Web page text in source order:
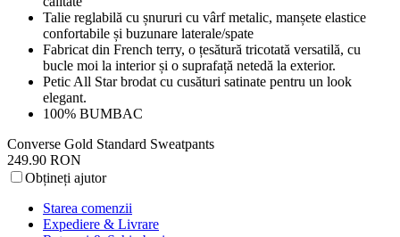
Talie reglabilă cu șnururi cu vârf metalic, manșete elastice
confortabile și buzunare laterale/spate
Fabricat din French terry, o țesătură tricotată versatilă, cu
bucle moi la interior și o suprafață netedă la exterior.
Petic All Star brodat cu cusături satinate pentru un look
elegant.
100% BUMBAC
Converse Gold Standard Sweatpants
249.90 RON
Obțineți ajutor
Starea comenzii
Expediere & Livrare